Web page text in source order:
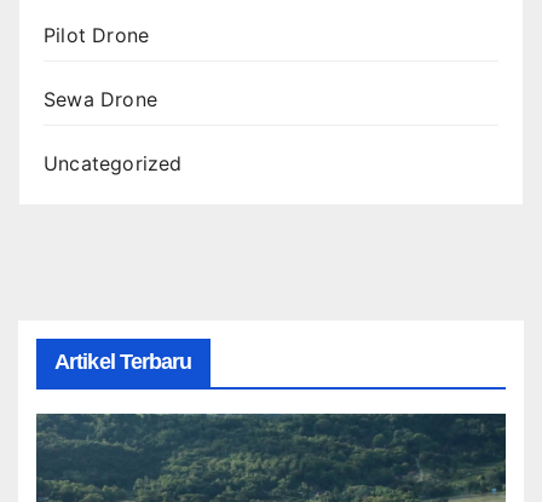
Pilot Drone
Sewa Drone
Uncategorized
Artikel Terbaru